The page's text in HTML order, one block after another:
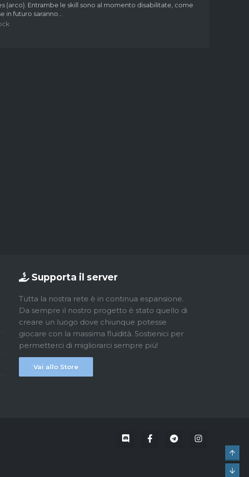
(arco). Entrambe le skill sono al momento disabilitate, come
futuro saranno...
Supporta il server
Tutta la nostra rete è in continua espansione.
Da sempre il nostro progetto è stato quello di
creare un luogo dove chiunque potesse
giocare con la massima fluidità. Sostienici per
permetterci di migliorarci sempre più!
Vai allo Store
Top